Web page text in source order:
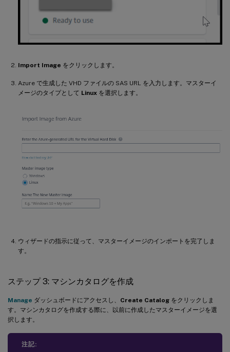
Import Image をクリックします。
Azure で生成した VHD ファイルの SAS URL を入力します。マスターイ
メージのタイプとして Linux を選択します。
ウィザードの指示に従って、マスターイメージのインポートを完了しま
す。
ステップ 3: マシンカタログを作成
Manage ダッシュボードにアクセスし、 Create Catalog をクリックしま
す。マシンカタログを作成する際に、以前に作成したマスターイメージを選
択します。
注記: